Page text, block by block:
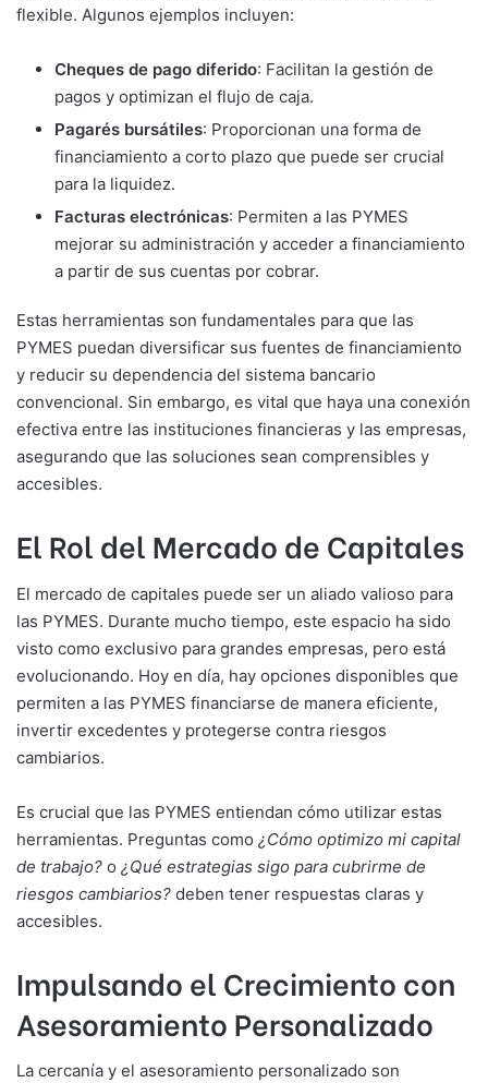
flexible. Algunos ejemplos incluyen:
Cheques de pago diferido: Facilitan la gestión de
pagos y optimizan el flujo de caja.
Pagarés bursátiles: Proporcionan una forma de
financiamiento a corto plazo que puede ser crucial
para la liquidez.
Facturas electrónicas: Permiten a las PYMES
mejorar su administración y acceder a financiamiento
a partir de sus cuentas por cobrar.
Estas herramientas son fundamentales para que las
PYMES puedan diversificar sus fuentes de financiamiento
y reducir su dependencia del sistema bancario
convencional. Sin embargo, es vital que haya una conexión
efectiva entre las instituciones financieras y las empresas,
asegurando que las soluciones sean comprensibles y
accesibles.
El Rol del Mercado de Capitales
El mercado de capitales puede ser un aliado valioso para
las PYMES. Durante mucho tiempo, este espacio ha sido
visto como exclusivo para grandes empresas, pero está
evolucionando. Hoy en día, hay opciones disponibles que
permiten a las PYMES financiarse de manera eficiente,
invertir excedentes y protegerse contra riesgos
cambiarios.
Es crucial que las PYMES entiendan cómo utilizar estas
herramientas. Preguntas como ¿Cómo optimizo mi capital
de trabajo? o ¿Qué estrategias sigo para cubrirme de
riesgos cambiarios? deben tener respuestas claras y
accesibles.
Impulsando el Crecimiento con
Asesoramiento Personalizado
La cercanía y el asesoramiento personalizado son